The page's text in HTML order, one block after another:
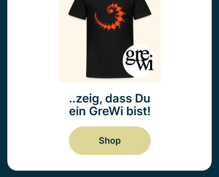
..zeig, dass Du
ein GreWi bist!
Shop